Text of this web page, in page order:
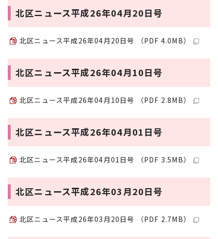
北区ニュース平成26年04月20日号
北区ニュース平成26年04月20日号 （PDF 4.0MB）
北区ニュース平成26年04月10日号
北区ニュース平成26年04月10日号 （PDF 2.8MB）
北区ニュース平成26年04月01日号
北区ニュース平成26年04月01日号 （PDF 3.5MB）
北区ニュース平成26年03月20日号
北区ニュース平成26年03月20日号 （PDF 2.7MB）